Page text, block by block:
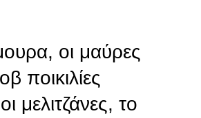
οι μαύρες
ποικιλίες
μελιτζάνες, το